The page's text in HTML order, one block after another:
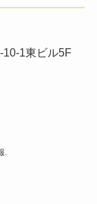
10-1東ビル5F
.